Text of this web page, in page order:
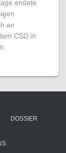
endete
an
CSD in
DOSSIER